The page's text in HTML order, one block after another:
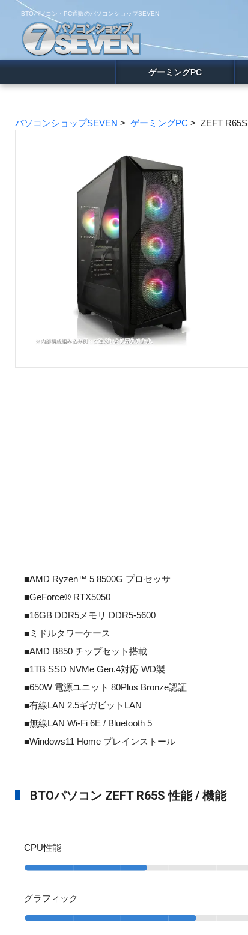
BTOパソコン・PC通販のパソコンショップSEVEN
ゲーミングPC
パソコンショップSEVEN > ゲーミングPC > ZEFT R65S
■AMD Ryzen™ 5 8500G プロセッサ
■GeForce® RTX5050
■16GB DDR5メモリ DDR5-5600
■ミドルタワーケース
■AMD B850 チップセット搭載
■1TB SSD NVMe Gen.4対応 WD製
■650W 電源ユニット 80Plus Bronze認証
■有線LAN 2.5ギガビットLAN
■無線LAN Wi-Fi 6E / Bluetooth 5
■Windows11 Home プレインストール
BTOパソコン ZEFT R65S 性能 / 機能
CPU性能
グラフィック